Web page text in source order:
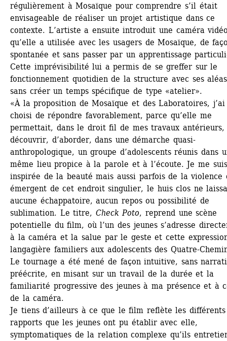
régulièrement à Mosaïque pour comprendre s’il était
envisageable de réaliser un projet artistique dans ce
contexte. L’artiste a ensuite introduit une caméra
qu’elle a utilisée avec les usagers de Mosaïque, de
spontanée et sans passer par un apprentissage
Cette imprévisibilité lui a permis de se greffer sur le
fonctionnement quotidien de la structure avec ses
sans créer un temps spécifique de type «atelier».
«À la proposition de Mosaïque et des Laboratoires, j’ai
choisi de répondre favorablement, parce qu’elle me
permettait, dans le droit fil de mes travaux antérieurs,
découvrir, d’aborder, dans une démarche quasi-
anthropologique, un groupe d’adolescents réunis dans
même lieu propice à la parole et à l’écoute. Je me suis
inspirée de la beauté mais aussi parfois de la violence
émergent de cet endroit singulier, le huis clos ne
aucune échappatoire, aucun repos ou possibilité de
sublimation. Le titre, Check Poto, reprend une scène
potentielle du film, où l’un des jeunes s’adresse
à la caméra et la salue par le geste et cette
langagière familiers aux adolescents des Quatre-
Le tournage a été mené de façon intuitive, sans
préécrite, en misant sur un travail de la durée et la
familiarité progressive des jeunes à ma présence et à
de la caméra.
Je tiens d’ailleurs à ce que le film reflète les différents
rapports que les jeunes ont pu établir avec elle,
symptomatiques de la relation complexe qu’ils